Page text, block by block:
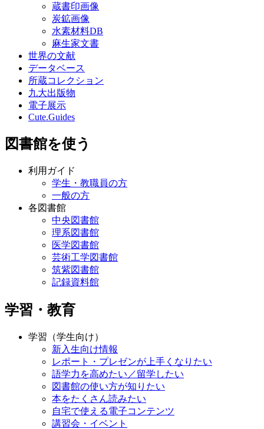
蔵書印画像
炭鉱画像
水素材料DB
麻生家文書
世界の文献
データベース
所蔵コレクション
九大出版物
電子展示
Cute.Guides
図書館を使う
利用ガイド
学生・教職員の方
一般の方
各図書館
中央図書館
理系図書館
医学図書館
芸術工学図書館
筑紫図書館
記録資料館
学習・教育
学習（学生向け）
新入生向け情報
レポート・プレゼンが上手くなりたい
語学力を高めたい／留学したい
図書館の使い方が知りたい
本をたくさん読みたい
自宅で使える電子コンテンツ
講習会・イベント